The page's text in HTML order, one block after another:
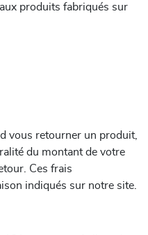
aux produits fabriqués sur
vous retourner un produit,
du montant de votre
Ces frais
indiqués sur notre site.